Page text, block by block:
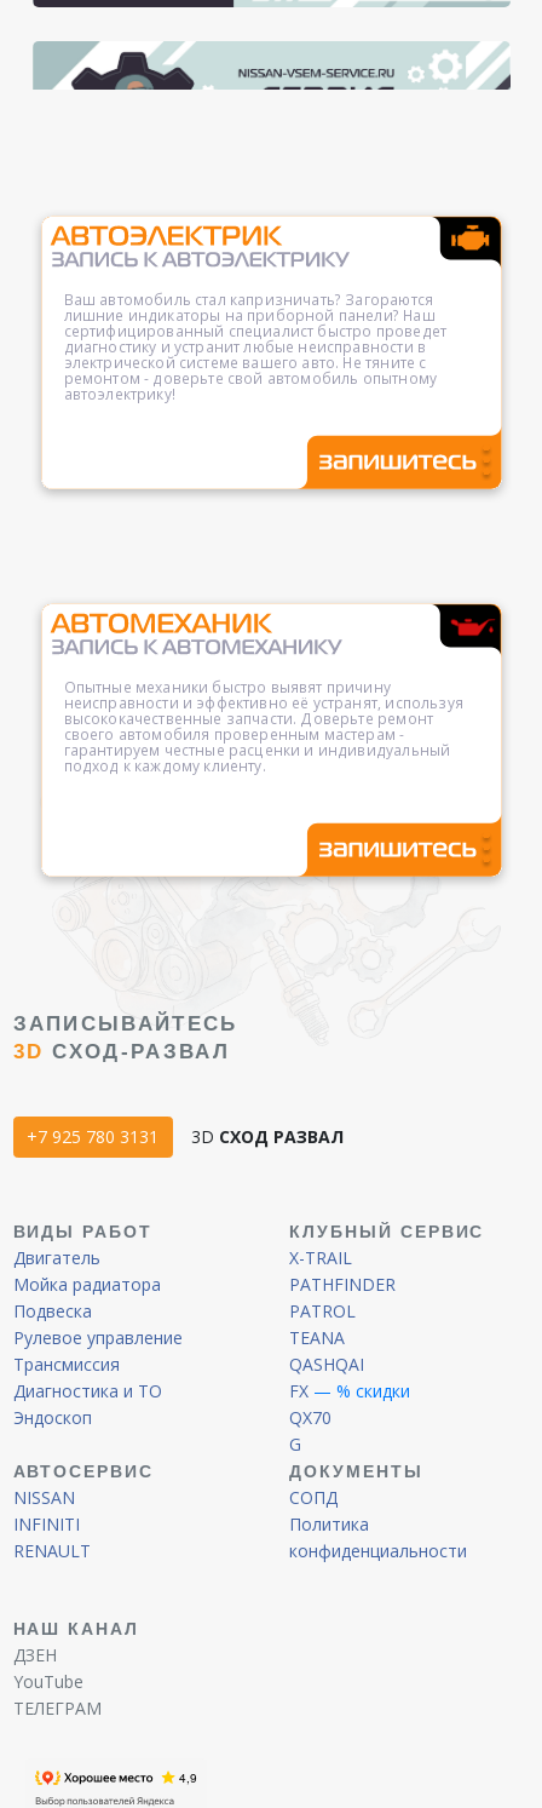
Ваш автомобиль стал капризничать? Загораются
лишние индикаторы на приборной панели? Наш
сертифицированный специалист быстро проведет
диагностику и устранит любые неисправности в
электрической системе вашего авто. Не тяните с
ремонтом - доверьте свой автомобиль опытному
автоэлектрику!
Опытные механики быстро выявят причину
неисправности и эффективно её устранят, используя
высококачественные запчасти. Доверьте ремонт
своего автомобиля проверенным мастерам -
гарантируем честные расценки и индивидуальный
подход к каждому клиенту.
ЗАПИСЫВАЙТЕСЬ
3D СХОД-РАЗВАЛ
+7 925 780 3131 3D СХОД РАЗВАЛ
ВИДЫ РАБОТ
Двигатель
Мойка радиатора
Подвеска
Рулевое управление
Трансмиссия
Диагностика и ТО
Эндоскоп
КЛУБНЫЙ СЕРВИС
X-TRAIL
PATHFINDER
PATROL
TEANA
QASHQAI
FX — % скидки
QX70
G
АВТОСЕРВИС
NISSAN
INFINITI
RENAULT
ДОКУМЕНТЫ
СОПД
Политика
конфиденциальности
НАШ КАНАЛ
ДЗЕН
YouTube
ТЕЛЕГРАМ